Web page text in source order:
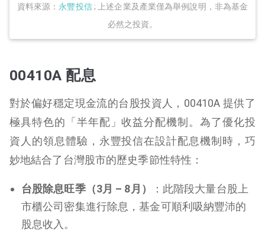
資料來源： 永豐投信; 上述企業及產業僅為舉例說明，非為基金
必然之投資。
00410A 配息
對於偏好穩定現金流的台股投資人，00410A 提供了
極具特色的「半年配」收益分配機制。為了優化投
資人的領息體驗，永豐投信在設計配息機制時，巧
妙地結合了台灣股市的歷史季節性特性：
台股除息旺季（3月 – 8月）
：此階段大量台股上
市櫃公司密集進行除息，基金可順利吸納豐沛的
股息收入。